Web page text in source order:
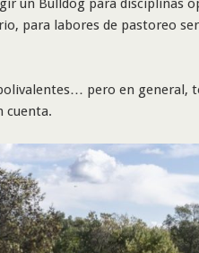
un Bulldog para disciplinas
para labores de pastoreo
pero en general,
cuenta.